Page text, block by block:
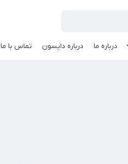
درباره ما درباره دایسون تماس با ما